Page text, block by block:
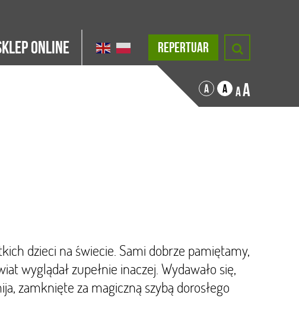
Online REPERTUAR
A A AA
dzieci na świecie. Sami dobrze pamiętamy,
wyglądał zupełnie inaczej. Wydawało się,
zamknięte za magiczną szybą dorosłego